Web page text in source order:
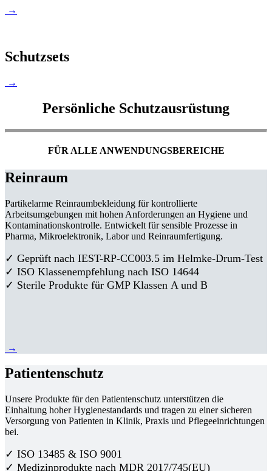
→
Schutzsets
→
Persönliche Schutzausrüstung
FÜR ALLE ANWENDUNGSBEREICHE
Reinraum
Partikelarme Reinraumbekleidung für kontrollierte
Arbeitsumgebungen mit hohen Anforderungen an Hygiene und
Kontaminationskontrolle. Entwickelt für sensible Prozesse in
Pharma, Mikroelektronik, Labor und Reinraumfertigung.
✓ Geprüft nach IEST-RP-CC003.5 im Helmke-Drum-Test
✓ ISO Klassenempfehlung nach ISO 14644
✓ Sterile Produkte für GMP Klassen A und B
→
Patientenschutz
Unsere Produkte für den Patientenschutz unterstützen die
Einhaltung hoher Hygienestandards und tragen zu einer sicheren
Versorgung von Patienten in Klinik, Praxis und Pflegeeinrichtungen
bei.
✓ ISO 13485 & ISO 9001
✓ Medizinprodukte nach MDR 2017/745(EU)